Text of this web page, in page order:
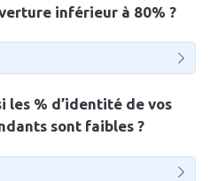
inférieur à 80% ?
les % d’identité de vos
sont faibles ?